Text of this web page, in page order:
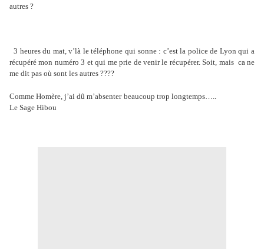
autres ?
3 heures du mat, v’là le téléphone qui sonne : c’est la police de Lyon qui a
récupéré mon numéro 3 et qui me prie de venir le récupérer. Soit, mais ca ne
me dit pas où sont les autres ????
Comme Homère, j’ai dû m’absenter beaucoup trop longtemps…..
Le Sage Hibou